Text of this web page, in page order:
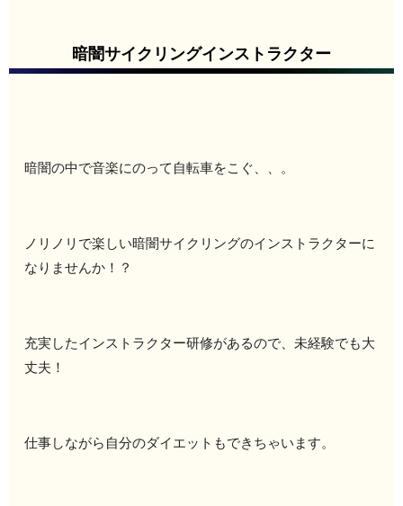
暗闇サイクリングインストラクター
暗闇の中で音楽にのって自転車をこぐ、、。
ノリノリで楽しい暗闇サイクリングのインストラクターに
なりませんか！？
充実したインストラクター研修があるので、未経験でも大
丈夫！
仕事しながら自分のダイエットもできちゃいます。